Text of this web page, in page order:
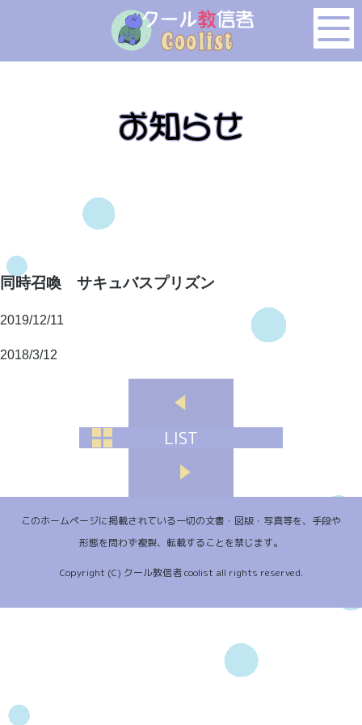
同時召喚 サキュバスプリズン
2019/12/11
2018/3/12
LIST
このホームページに掲載されている一切の文書・図版・写真等を、手段や
形態を問わず複製、転載することを禁じます。
Copyright (C) クール教信者 coolist all rights reserved.